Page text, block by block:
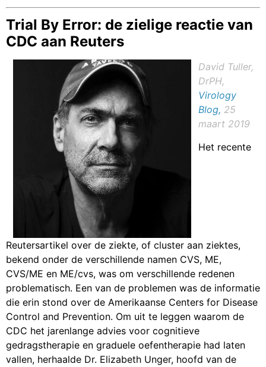
Trial By Error: de zielige reactie van
CDC aan Reuters
David Tuller,
DrPH,
Virology
Blog, 25
maart 2019
Het recente
Reutersartikel over de ziekte, of cluster aan ziektes,
bekend onder de verschillende namen CVS, ME,
CVS/ME en ME/cvs, was om verschillende redenen
problematisch. Een van de problemen was de informatie
die erin stond over de Amerikaanse Centers for Disease
Control and Prevention. Om uit te leggen waarom de
CDC het jarenlange advies voor cognitieve
gedragstherapie en graduele oefentherapie had laten
vallen, herhaalde Dr. Elizabeth Unger, hoofd van de